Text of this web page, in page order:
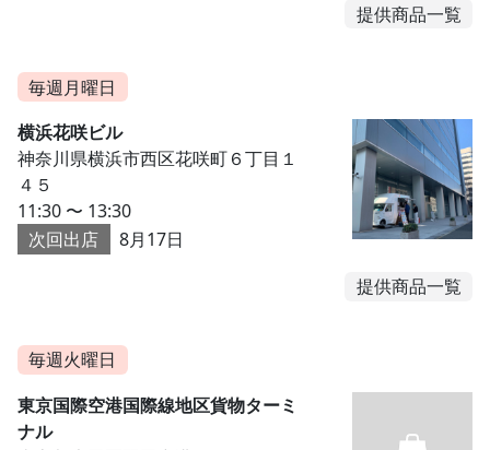
提供商品一覧
毎週月曜日
横浜花咲ビル
神奈川県横浜市西区花咲町６丁目１
４５
11:30 〜 13:30
次回出店
8月17日
提供商品一覧
毎週火曜日
東京国際空港国際線地区貨物ターミ
ナル